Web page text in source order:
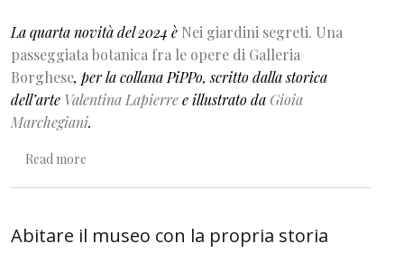
La quarta novità del 2024 è Nei giardini segreti. Una
passeggiata botanica fra le opere di Galleria
Borghese, per la collana PiPPo, scritto dalla storica
dell’arte Valentina Lapierree illustrato daGioia
Marchegiani.
Read more
Abitare il museo con la propria storia